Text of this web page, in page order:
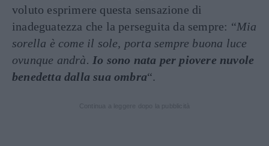
voluto esprimere questa sensazione di
inadeguatezza che la perseguita da sempre: “Mia
sorella è come il sole, porta sempre buona luce
ovunque andrà. Io sono nata per piovere nuvole
benedetta dalla sua ombra“.